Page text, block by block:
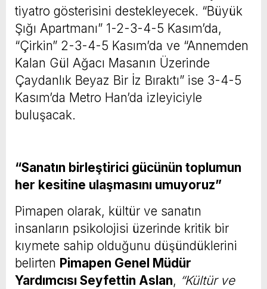
tiyatro gösterisini destekleyecek. “Büyük
Şığı Apartmanı” 1-2-3-4-5 Kasım’da,
“Çirkin” 2-3-4-5 Kasım’da ve “Annemden
Kalan Gül Ağacı Masanın Üzerinde
Çaydanlık Beyaz Bir İz Bıraktı” ise 3-4-5
Kasım’da Metro Han’da izleyiciyle
buluşacak.
“Sanatın birleştirici gücünün toplumun
her kesitine ulaşmasını umuyoruz”
Pimapen olarak, kültür ve sanatın
insanların psikolojisi üzerinde kritik bir
kıymete sahip olduğunu düşündüklerini
belirten Pimapen Genel Müdür
Yardımcısı Seyfettin Aslan, “Kültür ve